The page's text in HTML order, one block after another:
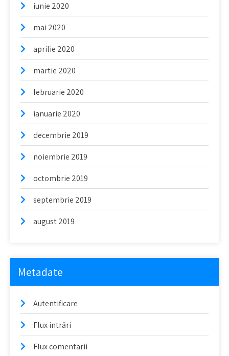
iunie 2020
mai 2020
aprilie 2020
martie 2020
februarie 2020
ianuarie 2020
decembrie 2019
noiembrie 2019
octombrie 2019
septembrie 2019
august 2019
Metadate
Autentificare
Flux intrări
Flux comentarii